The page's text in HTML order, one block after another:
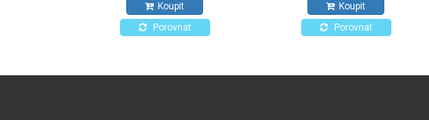
povrchů odolných proti
působení alkoholů.
Koupit
Porovnat
Koupit
Porovnat